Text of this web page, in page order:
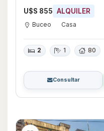
U$S 855 ALQUILER
Buceo Casa
2 1 80
Consultar